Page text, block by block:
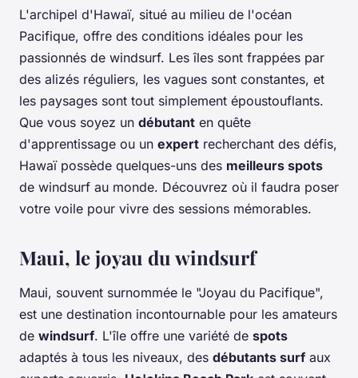
L'archipel d'Hawaï, situé au milieu de l'océan
Pacifique, offre des conditions idéales pour les
passionnés de windsurf. Les îles sont frappées par
des alizés réguliers, les vagues sont constantes, et
les paysages sont tout simplement époustouflants.
Que vous soyez un débutant en quête
d'apprentissage ou un expert recherchant des défis,
Hawaï possède quelques-uns des meilleurs spots
de windsurf au monde. Découvrez où il faudra poser
votre voile pour vivre des sessions mémorables.
Maui, le joyau du windsurf
Maui, souvent surnommée le "Joyau du Pacifique",
est une destination incontournable pour les amateurs
de windsurf. L'île offre une variété de spots
adaptés à tous les niveaux, des débutants surf aux